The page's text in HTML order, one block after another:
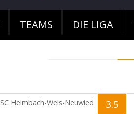
TEAMS DIE LIGA
SC Heimbach-Weis-Neuwied 3.5